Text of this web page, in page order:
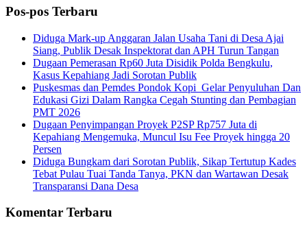
Pos-pos Terbaru
Diduga Mark-up Anggaran Jalan Usaha Tani di Desa Ajai
Siang, Publik Desak Inspektorat dan APH Turun Tangan
Dugaan Pemerasan Rp60 Juta Disidik Polda Bengkulu,
Kasus Kepahiang Jadi Sorotan Publik
Puskesmas dan Pemdes Pondok Kopi Gelar Penyuluhan Dan
Edukasi Gizi Dalam Rangka Cegah Stunting dan Pembagian
PMT 2026
Dugaan Penyimpangan Proyek P2SP Rp757 Juta di
Kepahiang Mengemuka, Muncul Isu Fee Proyek hingga 20
Persen
Diduga Bungkam dari Sorotan Publik, Sikap Tertutup Kades
Tebat Pulau Tuai Tanda Tanya, PKN dan Wartawan Desak
Transparansi Dana Desa
Komentar Terbaru